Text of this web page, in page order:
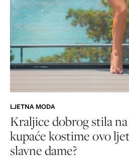
LJETNA MODA
Kraljice dobrog stila
kupaće kostime ovo
slavne dame?